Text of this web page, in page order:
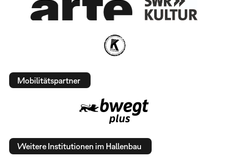
Mobilitätspartner
Weitere Institutionen im Hallenbau